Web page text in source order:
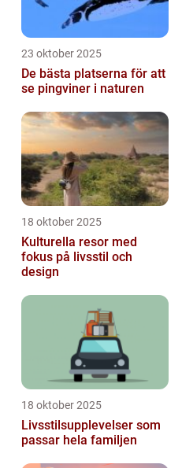
23 oktober 2025
De bästa platserna för att
se pingviner i naturen
18 oktober 2025
Kulturella resor med
fokus på livsstil och
design
18 oktober 2025
Livsstilsupplevelser som
passar hela familjen